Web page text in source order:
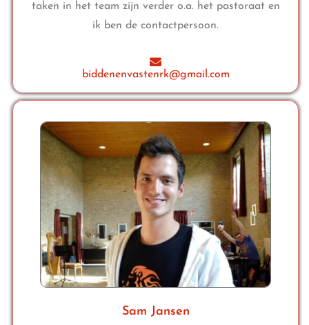
taken in het team zijn verder o.a. het pastoraat en
ik ben de contactpersoon.
biddenenvastenrk@gmail.com
Sam Jansen